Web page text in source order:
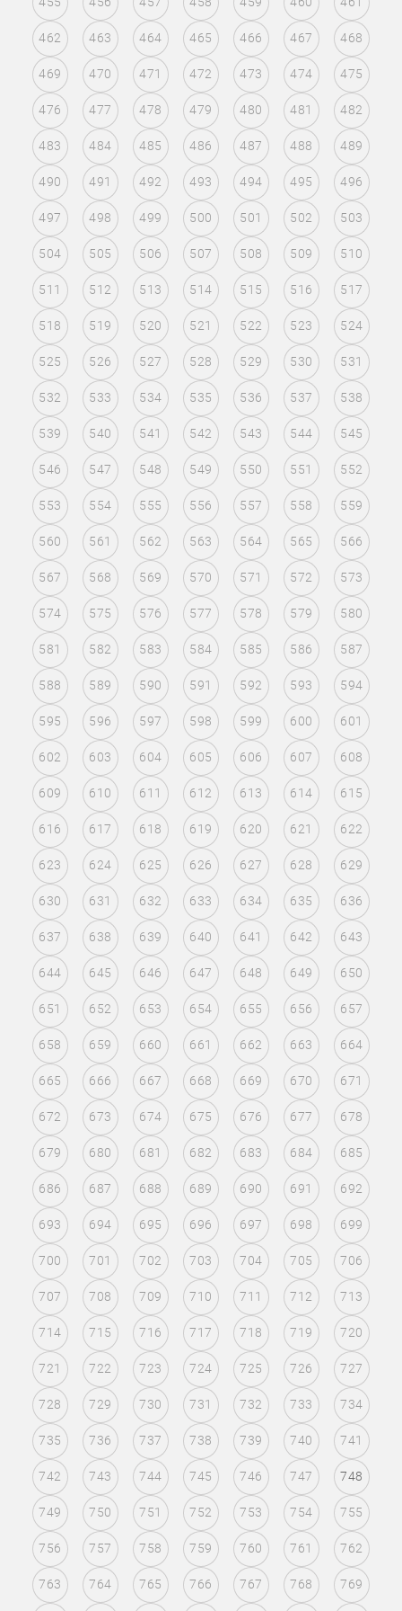
462 463 464 465 466 467 468
469 470 471 472 473 474 475
476 477 478 479 480 481 482
483 484 485 486 487 488 489
490 491 492 493 494 495 496
497 498 499 500 501 502 503
504 505 506 507 508 509 510
511 512 513 514 515 516 517
518 519 520 521 522 523 524
525 526 527 528 529 530 531
532 533 534 535 536 537 538
539 540 541 542 543 544 545
546 547 548 549 550 551 552
553 554 555 556 557 558 559
560 561 562 563 564 565 566
567 568 569 570 571 572 573
574 575 576 577 578 579 580
581 582 583 584 585 586 587
588 589 590 591 592 593 594
595 596 597 598 599 600 601
602 603 604 605 606 607 608
609 610 611 612 613 614 615
616 617 618 619 620 621 622
623 624 625 626 627 628 629
630 631 632 633 634 635 636
637 638 639 640 641 642 643
644 645 646 647 648 649 650
651 652 653 654 655 656 657
658 659 660 661 662 663 664
665 666 667 668 669 670 671
672 673 674 675 676 677 678
679 680 681 682 683 684 685
686 687 688 689 690 691 692
693 694 695 696 697 698 699
700 701 702 703 704 705 706
707 708 709 710 711 712 713
714 715 716 717 718 719 720
721 722 723 724 725 726 727
728 729 730 731 732 733 734
735 736 737 738 739 740 741
742 743 744 745 746 747 748
749 750 751 752 753 754 755
756 757 758 759 760 761 762
763 764 765 766 767 768 769